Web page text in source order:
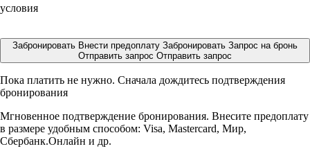
условия
Забронировать Внести предоплату Забронировать Запрос на бронь
Отправить запрос Отправить запрос
Пока платить не нужно. Сначала дождитесь подтверждения
бронирования
Мгновенное подтверждение бронирования. Внесите предоплату
в размере удобным способом: Visa, Mastercard, Мир,
Сбербанк.Онлайн и др.